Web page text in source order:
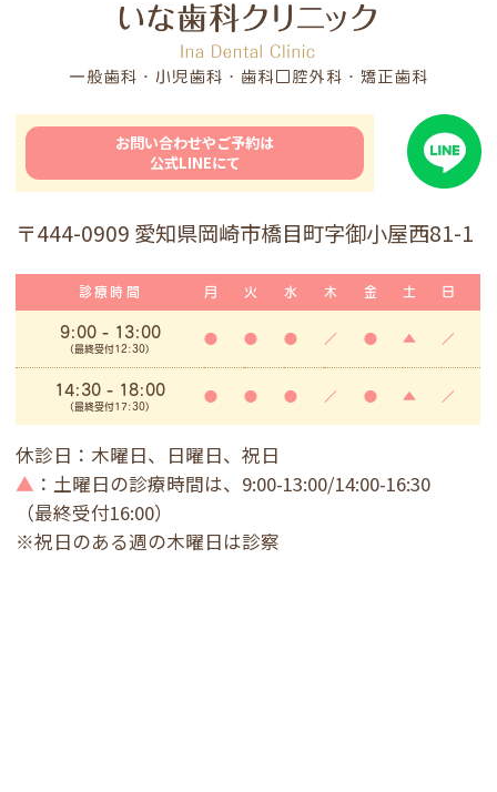
お問い合わせやご予約は
公式LINEにて
〒444-0909 愛知県岡崎市橋目町字御小屋西81-1
診療時間 月 火 水 木 金 土 日
9:00- 13:00
(最終受付12:30)
● ● ● ／ ● ▲ ／
14:30 - 18:00
(最終受付17:30)
● ● ● ／ ● ▲ ／
休診日：木曜日、日曜日、祝日
▲ ：土曜日の診療時間は、9:00-13:00/14:00-16:30
（最終受付16:00）
※祝日のある週の木曜日は診察